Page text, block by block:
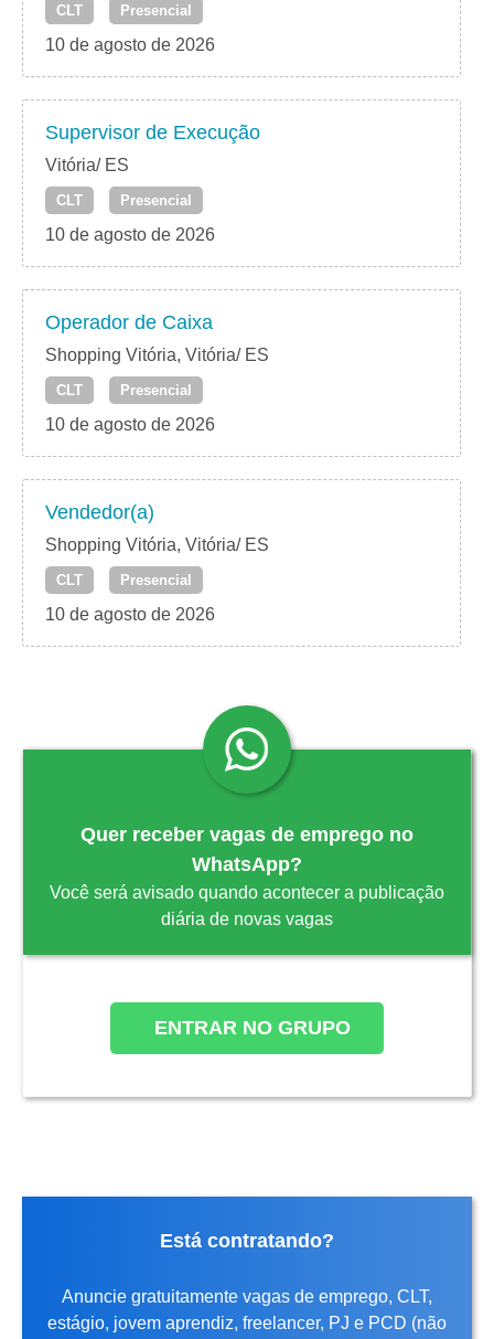
CLT Presencial
10 de agosto de 2026
Supervisor de Execução
Vitória/ ES
CLT Presencial
10 de agosto de 2026
Operador de Caixa
Shopping Vitória, Vitória/ ES
CLT Presencial
10 de agosto de 2026
Vendedor(a)
Shopping Vitória, Vitória/ ES
CLT Presencial
10 de agosto de 2026
Quer receber vagas de emprego no
WhatsApp?
Você será avisado quando acontecer a publicação
diária de novas vagas
ENTRAR NO GRUPO
Está contratando?
Anuncie gratuitamente vagas de emprego, CLT,
estágio, jovem aprendiz, freelancer, PJ e PCD (não